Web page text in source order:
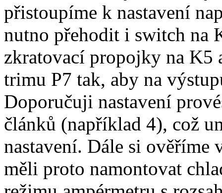
přistoupíme k nastavení
nutno přehodit i switch na
zkratovací propojky na K5
trimu P7 tak, aby na
Doporučuji nastavení
článků (například 4), což
nastavení. Dále si
měli proto namontovat